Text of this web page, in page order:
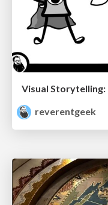
reverentgeek